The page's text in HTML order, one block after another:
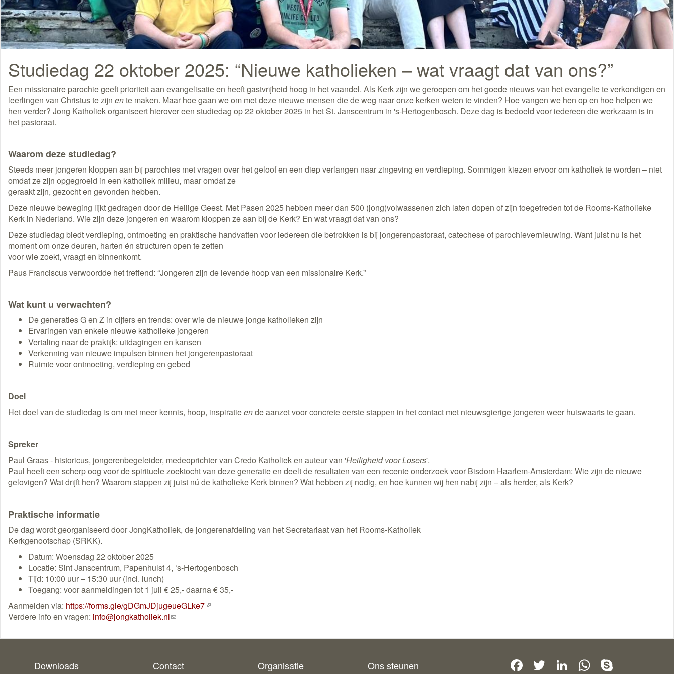
Studiedag 22 oktober 2025: “Nieuwe katholieken – wat vraagt dat van ons?”
Een missionaire parochie geeft prioriteit aan evangelisatie en heeft gastvrijheid hoog in het vaandel. Als Kerk zijn we geroepen om het goede nieuws van het evangelie te verkondigen en
leerlingen van Christus te zijn ente maken. Maar hoe gaan we om met deze nieuwe mensen die de weg naar onze kerken weten te vinden? Hoe vangen we hen op en hoe helpen we
hen verder? Jong Katholiek organiseert hierover een studiedag op 22 oktober 2025 in het St. Janscentrum in 's-Hertogenbosch. Deze dag is bedoeld voor iedereen die werkzaam is in
het pastoraat.
Waarom deze studiedag?
Steeds meer jongeren kloppen aan bij parochies met vragen over het geloof en een diep verlangen naar zingeving en verdieping. Sommigen kiezen ervoor om katholiek te worden – niet
omdat ze zijn opgegroeid in een katholiek milieu, maar omdat ze
geraakt zijn, gezocht en gevonden hebben.
Deze nieuwe beweging lijkt gedragen door de Heilige Geest. Met Pasen 2025 hebben meer dan 500 (jong)volwassenen zich laten dopen of zijn toegetreden tot de Rooms-Katholieke
Kerk in Nederland. Wie zijn deze jongeren en waarom kloppen ze aan bij de Kerk? En wat vraagt dat van ons?
Deze studiedag biedt verdieping, ontmoeting en praktische handvatten voor iedereen die betrokken is bij jongerenpastoraat, catechese of parochievernieuwing. Want juist nu is het
moment om onze deuren, harten én structuren open te zetten
voor wie zoekt, vraagt en binnenkomt.
Paus Franciscus verwoordde het treffend: “Jongeren zijn de levende hoop van een missionaire Kerk.”
Wat kunt u verwachten?
De generaties G en Z in cijfers en trends: over wie de nieuwe jonge katholieken zijn
Ervaringen van enkele nieuwe katholieke jongeren
Vertaling naar de praktijk: uitdagingen en kansen
Verkenning van nieuwe impulsen binnen het jongerenpastoraat
Ruimte voor ontmoeting, verdieping en gebed
Doel
Het doel van de studiedag is om met meer kennis, hoop, inspiratieende aanzet voor concrete eerste stappen in het contact met nieuwsgierige jongeren weer huiswaarts te gaan.
Spreker
Paul Graas - historicus, jongerenbegeleider, medeoprichter van Credo Katholiek en auteur van 'Heiligheid voor Losers'.
Paul heeft een scherp oog voor de spirituele zoektocht van deze generatie en deelt de resultaten van een recente onderzoek voor Bisdom Haarlem-Amsterdam: Wie zijn de nieuwe
gelovigen? Wat drijft hen? Waarom stappen zij juist nú de katholieke Kerk binnen? Wat hebben zij nodig, en hoe kunnen wij hen nabij zijn – als herder, als Kerk?
Praktische informatie
De dag wordt georganiseerd door JongKatholiek, de jongerenafdeling van het Secretariaat van het Rooms-Katholiek
Kerkgenootschap (SRKK).
Datum: Woensdag 22 oktober 2025
Locatie: Sint Janscentrum, Papenhulst 4, ‘s-Hertogenbosch
Tijd: 10:00 uur – 15:30 uur (incl. lunch)
Toegang: voor aanmeldingen tot 1 juli € 25,- daarna € 35,-
Aanmelden via: https://forms.gle/gDGmJDjugeueGLke7(externe
Verdere info en vragen: info@jongkatholiek.nl(link
een
mail)
Downloads Contact Organisatie Ons steunen Facebook
TwitterLinkedInWhatsApp